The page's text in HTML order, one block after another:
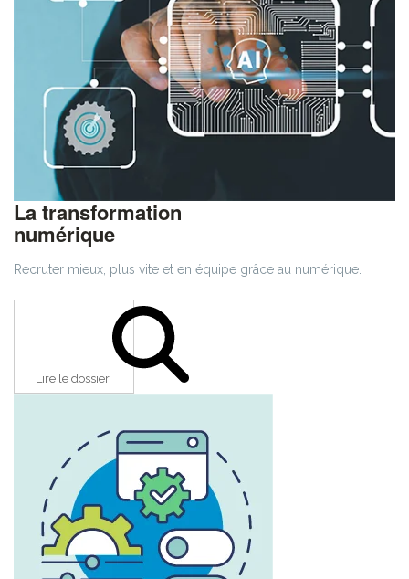
La transformation
numérique
Recruter mieux, plus vite et en équipe grâce au numérique.
Lire le dossier